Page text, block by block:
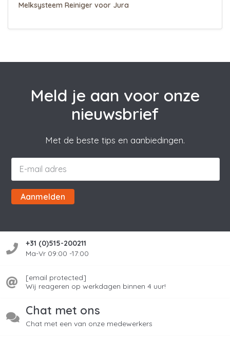
Melksysteem Reiniger voor Jura
Meld je aan voor onze
nieuwsbrief
Met de beste tips en aanbiedingen.
Aanmelden
+31 (0)515-200211
Ma-Vr 09:00 -17:00
[email protected]
Wij reageren op werkdagen binnen 4 uur!
Chat met ons
Chat met een van onze medewerkers